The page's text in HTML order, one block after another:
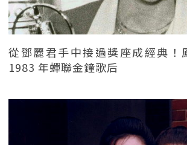
從鄧麗君手中接過獎座成經典！
1983 年蟬聯金鐘歌后